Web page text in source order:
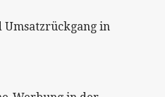
Umsatzrückgang in